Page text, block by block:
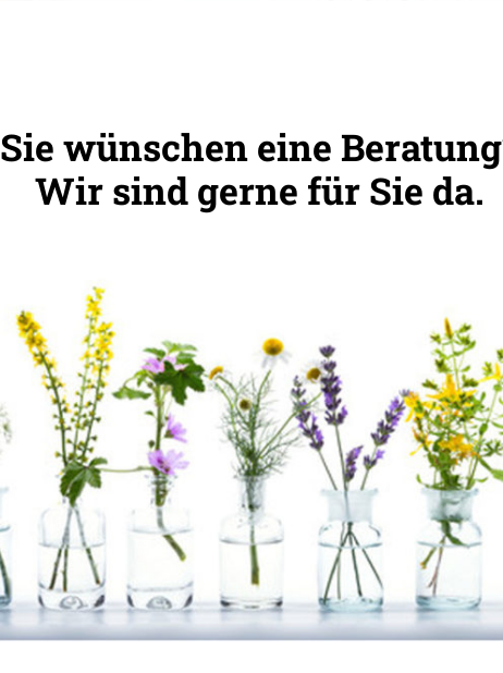
Sie wünschen eine
Wir sind gerne für Sie da.